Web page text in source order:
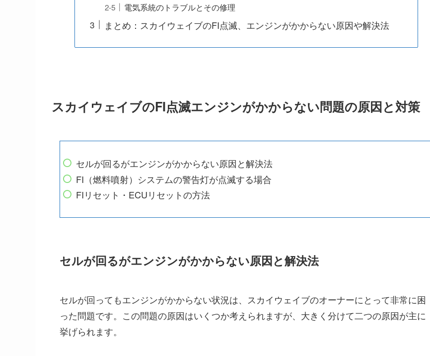
電気系統のトラブルとその修理
まとめ：スカイウェイブのFI点滅、エンジンがかからない原因や解決法
スカイウェイブのFI点滅エンジンがかからない問題の原因と対策
セルが回るがエンジンがかからない原因と解決法
FI（燃料噴射）システムの警告灯が点滅する場合
FIリセット・ECUリセットの方法
セルが回るがエンジンがかからない原因と解決法
セルが回ってもエンジンがかからない状況は、スカイウェイブのオーナーにとって非常に困
った問題です。この問題の原因はいくつか考えられますが、大きく分けて二つの原因が主に
挙げられます。